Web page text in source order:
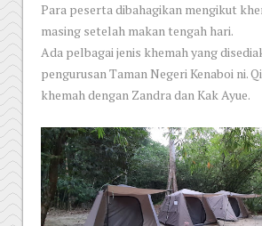
Para peserta dibahagikan mengikut
masing setelah makan tengah hari.
Ada pelbagai jenis khemah yang
pengurusan Taman Negeri Kenaboi ni.
khemah dengan Zandra dan Kak Ayue.